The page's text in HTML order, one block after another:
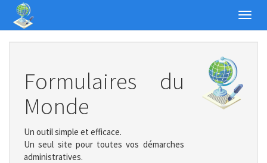
Formulaires du
Monde
Un outil simple et efficace.
Un seul site pour toutes vos démarches
administratives.